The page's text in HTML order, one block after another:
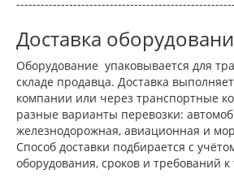
Доставка
Оборудование упаковывается для
складе продавца. Доставка
компании или через транспортные
разные варианты перевозки:
железнодорожная, авиационная и
Способ доставки подбирается с
оборудования, сроков и требований